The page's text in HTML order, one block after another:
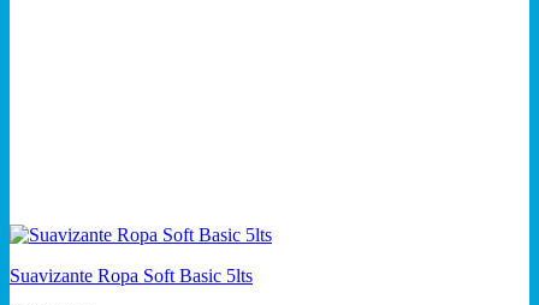
Suavizante Ropa Soft Basic 5lts